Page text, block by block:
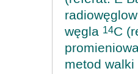
węgla 14C
metod